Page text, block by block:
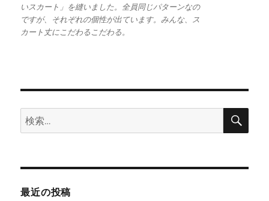
いスカート」を縫いました。全員同じパターンなの
ですが、それぞれの個性が出ています。みんな、ス
カート丈にこだわるこだわる。
検
索:
検
最近の投稿